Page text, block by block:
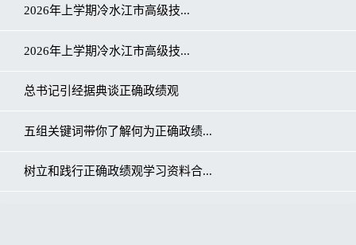
2026年上学期冷水江市高级技...
2026年上学期冷水江市高级技...
总书记引经据典谈正确政绩观
五组关键词带你了解何为正确政绩...
树立和践行正确政绩观学习资料合...